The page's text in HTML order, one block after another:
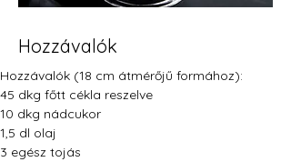
Hozzávalók
Hozzávalók (18 cm átmérőjű formához):
45 dkg főtt cékla reszelve
10 dkg nádcukor
1,5 dl olaj
3 egész tojás